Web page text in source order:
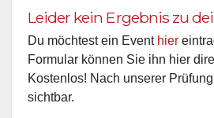
Leider kein Ergebnis zu
Du möchtest ein Event hier
Formular können Sie ihn hier
Kostenlos! Nach unserer
sichtbar.